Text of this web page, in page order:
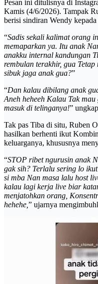
Pesan ini ditulisnya di
Kamis (4/6/2026). Tampak
berisi sindiran Wendy
“Sadis sekali kalimat orang
memaparkan ya. Itu anak
anakku internal kandungan
rembulan terakhir, gua
sibuk jaga anak gua?”
“Dan kalau dibilang anak
Aneh heheeh Kalau Tak
masuk di telinganya!”
Tak pas Tiba di situ, Ruben
hasilkan berhenti ikut
keluarganya, khususnya
“STOP ribet ngurusin anak
gak sih? Terlalu sering lo
si mba Nan masa lalu host
kalau lagi kerja live biar
menjatohkan orang,
hehehe,” ujarnya